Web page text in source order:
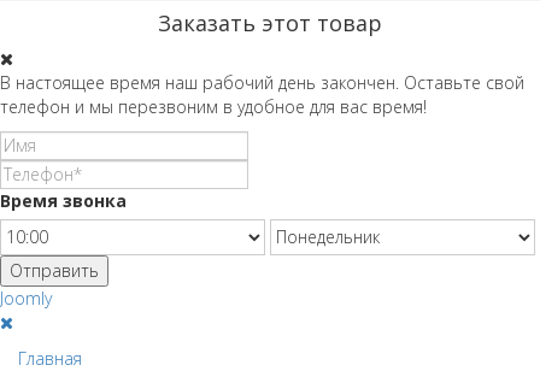
Заказать этот товар
В настоящее время наш рабочий день закончен. Оставьте свой
телефон и мы перезвоним в удобное для вас время!
Время звонка
Отправить
Joomly
Главная